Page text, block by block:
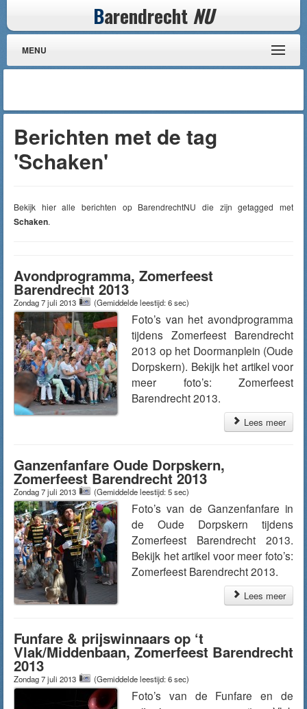
Barendrecht NU
MENU
Berichten met de tag
'Schaken'
Bekijk hier alle berichten op BarendrechtNU die zijn getagged met
Schaken.
Avondprogramma, Zomerfeest
Barendrecht 2013
Zondag 7 juli 2013 (Gemiddelde leestijd: 6 sec)
Foto’s van het avondprogramma
tijdens Zomerfeest Barendrecht
2013 op het Doormanplein (Oude
Dorpskern). Bekijk het artikel voor
meer foto’s: Zomerfeest
Barendrecht 2013.
Lees meer
Ganzenfanfare Oude Dorpskern,
Zomerfeest Barendrecht 2013
Zondag 7 juli 2013 (Gemiddelde leestijd: 5 sec)
Foto’s van de Ganzenfanfare in
de Oude Dorpskern tijdens
Zomerfeest Barendrecht 2013.
Bekijk het artikel voor meer foto’s:
Zomerfeest Barendrecht 2013.
Lees meer
Funfare & prijswinnaars op ‘t
Vlak/Middenbaan, Zomerfeest Barendrecht
2013
Zondag 7 juli 2013 (Gemiddelde leestijd: 6 sec)
Foto’s van de Funfare en de